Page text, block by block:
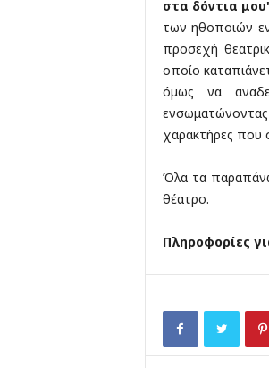
στα δόντια
των ηθοποιών
προσεχή
οποίο
όμως να
χαρακτήρες που
Όλα τα
θέατρο.
Πληροφορίες